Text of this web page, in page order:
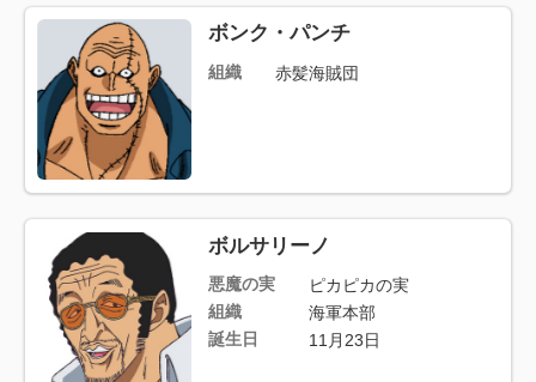
ボンク・パンチ
組織 赤髪海賊団
ボルサリーノ
悪魔の実
ピカピカの実
組織
海軍本部
誕生日
11月23日